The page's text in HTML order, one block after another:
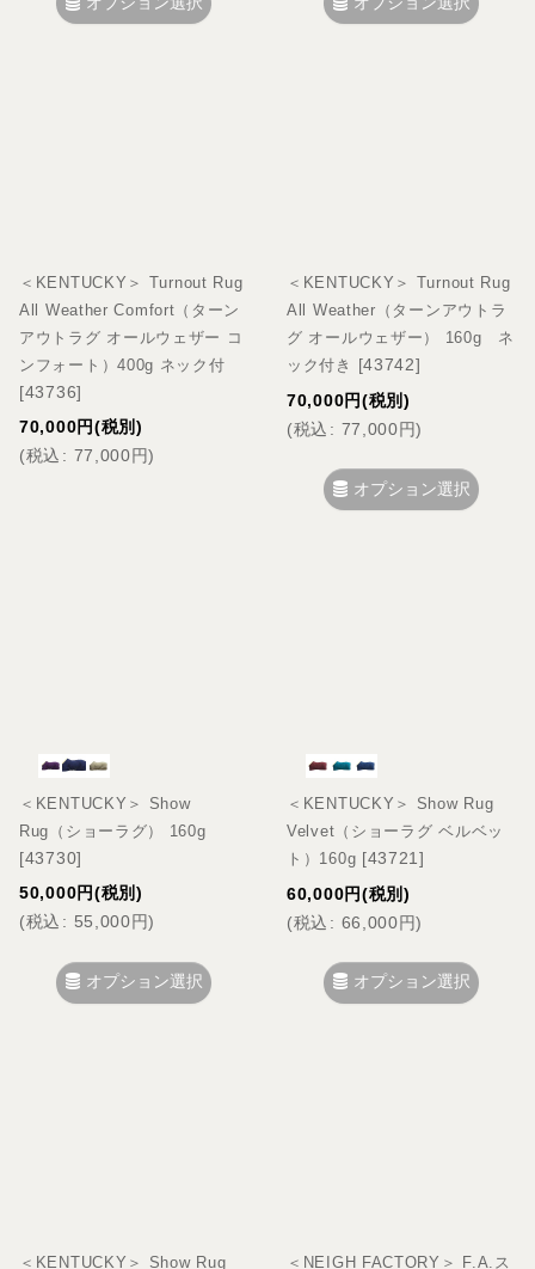
＜KENTUCKY＞ Turnout Rug
All Weather Comfort（ターン
アウトラグ オールウェザー コ
ンフォート）400g ネック付
[43736]
70,000円(税別)
(税込 : 77,000円)
＜KENTUCKY＞ Turnout Rug
All Weather（ターンアウトラ
グ オールウェザー） 160g ネ
ック付き
[43742]
70,000円(税別)
(税込 : 77,000円)
オプション選択
＜KENTUCKY＞ Show
Rug（ショーラグ） 160g
[43730]
50,000円(税別)
(税込 : 55,000円)
オプション選択
＜KENTUCKY＞ Show Rug
Velvet（ショーラグ ベルベッ
ト）160g [43721]
60,000円(税別)
(税込 : 66,000円)
オプション選択
＜KENTUCKY＞ Show Rug ＜NEIGH FACTORY＞ F.A.ス